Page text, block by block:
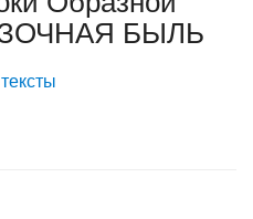
БЫЛЬ